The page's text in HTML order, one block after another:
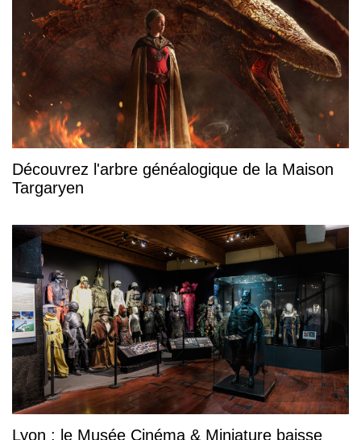
Découvrez l'arbre généalogique de la Maison
Targaryen
Lyon : le Musée Cinéma & Miniature baisse